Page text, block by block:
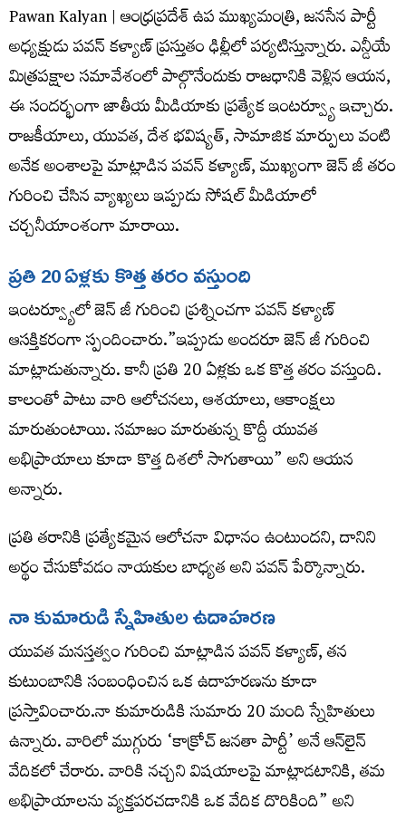
Pawan Kalyan | ఆంధ్రప్రదేశ్ ఉప ముఖ్యమంత్రి, జనసేన పార్టీ
అధ్యక్షుడు పవన్ కళ్యాణ్ ప్రస్తుతం ఢిల్లీలో పర్యటిస్తున్నారు. ఎన్డీయే
మిత్రపక్షాల సమావేశంలో పాల్గొనేందుకు రాజధానికి వెళ్లిన ఆయన,
ఈ సందర్భంగా జాతీయ మీడియాకు ప్రత్యేక ఇంటర్వ్యూ ఇచ్చారు.
రాజకీయాలు, యువత, దేశ భవిష్యత్, సామాజిక మార్పులు వంటి
అనేక అంశాలపై మాట్లాడిన పవన్ కళ్యాణ్, ముఖ్యంగా జెన్ జీ తరం
గురించి చేసిన వ్యాఖ్యలు ఇప్పుడు సోషల్ మీడియాలో
చర్చనీయాంశంగా మారాయి.
ప్రతి 20 ఏళ్లకు కొత్త తరం వస్తుంది
ఇంటర్వ్యూలో జెన్ జీ గురించి ప్రశ్నించగా పవన్ కళ్యాణ్
ఆసక్తికరంగా స్పందించారు.”ఇప్పుడు అందరూ జెన్ జీ గురించి
మాట్లాడుతున్నారు. కానీ ప్రతి 20 ఏళ్లకు ఒక కొత్త తరం వస్తుంది.
కాలంతో పాటు వారి ఆలోచనలు, ఆశయాలు, ఆకాంక్షలు
మారుతుంటాయి. సమాజం మారుతున్న కొద్దీ యువత
అభిప్రాయాలు కూడా కొత్త దిశలో సాగుతాయి” అని ఆయన
అన్నారు.
ప్రతి తరానికి ప్రత్యేకమైన ఆలోచనా విధానం ఉంటుందని, దానిని
అర్థం చేసుకోవడం నాయకుల బాధ్యత అని పవన్ పేర్కొన్నారు.
నా కుమారుడి స్నేహితుల ఉదాహరణ
యువత మనస్తత్వం గురించి మాట్లాడిన పవన్ కళ్యాణ్, తన
కుటుంబానికి సంబంధించిన ఒక ఉదాహరణను కూడా
ప్రస్తావించారు.నా కుమారుడికి సుమారు 20 మంది స్నేహితులు
ఉన్నారు. వారిలో ముగ్గురు ‘కాక్రోచ్ జనతా పార్టీ’ అనే ఆన్‌లైన్
వేదికలో చేరారు. వారికి నచ్చని విషయాలపై మాట్లాడటానికి, తమ
అభిప్రాయాలను వ్యక్తపరచడానికి ఒక వేదిక దొరికింది” అని